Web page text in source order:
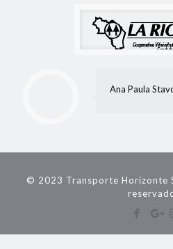
Ana Paula
© 2023 Transporte Horizonte